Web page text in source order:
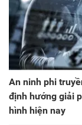
An ninh phi
định hướng giải
hình hiện nay